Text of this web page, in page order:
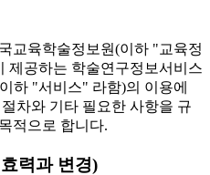
교육학술정보원(이하 "교육정
제공하는 학술연구정보서비스
하 "서비스" 라함)의 이용에
차와 기타 필요한 사항을 규
적으로 합니다.
력과 변경)